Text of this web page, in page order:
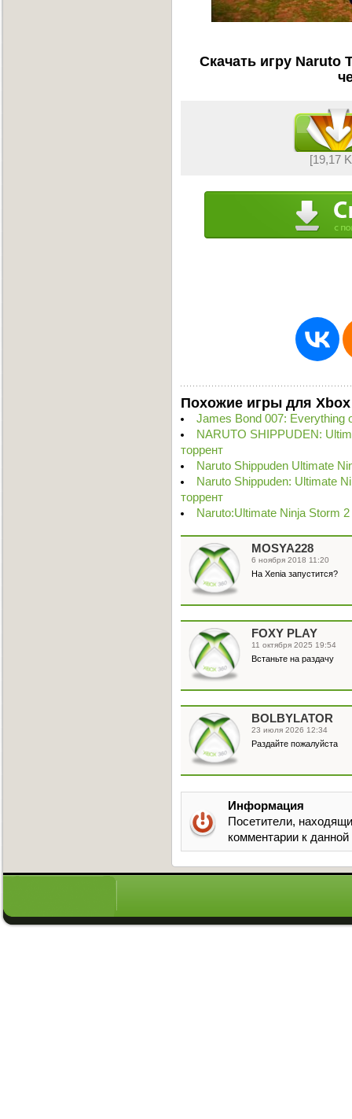
Скачать игру Naruto
[19,17
Похожие игры для Xbox
James Bond 007: Everything
NARUTO SHIPPUDEN:
торрент
Naruto Shippuden Ultimate
Naruto Shippuden: Ultimate
торрент
Naruto:Ultimate Ninja Storm
MOSYA228
6 ноября 2018 11:20
На Xenia запустится?
FOXY PLAY
11 октября 2025 19:54
Встаньте на раздачу
BOLBYLATOR
23 июля 2026 12:34
Раздайте пожалуйста
Информация
Посетители,
комментарии к